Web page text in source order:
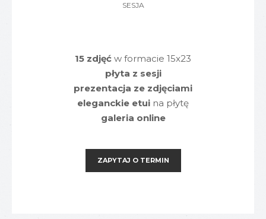
SESJA
15 zdjęć w formacie 15x23
płyta z sesji
prezentacja ze zdjęciami
eleganckie etui na płytę
galeria online
ZAPYTAJ O TERMIN